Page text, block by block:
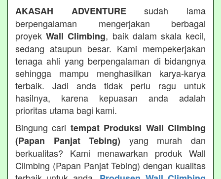
AKASAH ADVENTUREsudah lama
berpengalaman mengerjakan berbagai
proyekWall Climbing, baik dalam skala kecil,
sedang ataupun besar. Kami mempekerjakan
tenaga ahli yang berpengalaman di bidangnya
sehingga mampu menghasilkan karya-karya
terbaik. Jadi anda tidak perlu ragu untuk
hasilnya, karena kepuasan anda adalah
prioritas utama bagi kami.
Bingung cari tempat Produksi Wall Climbing
(Papan Panjat Tebing) yang murah dan
berkualitas? Kami menawarkan produk Wall
Climbing (Papan Panjat Tebing) dengan kualitas